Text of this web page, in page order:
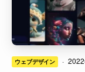
ウェブデザイン ·